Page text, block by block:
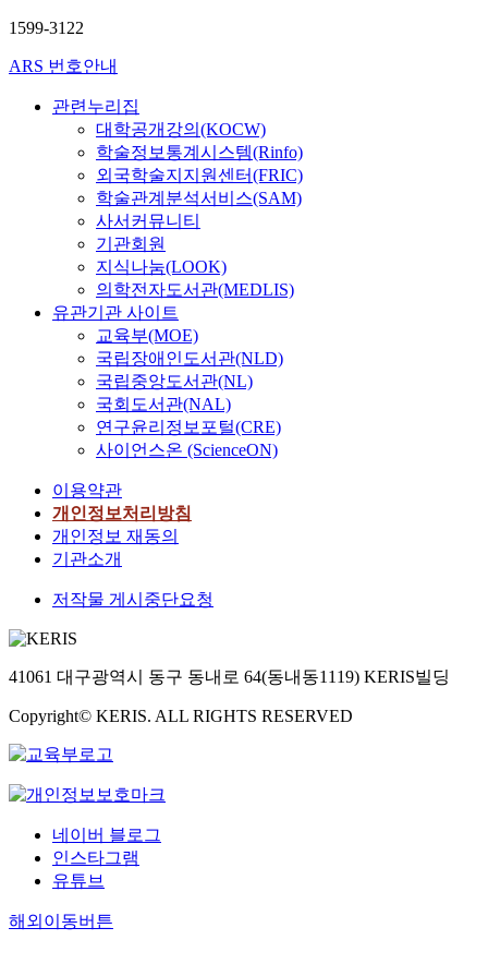
1599-3122
ARS 번호안내
관련누리집
대학공개강의(KOCW)
학술정보통계시스템(Rinfo)
외국학술지지원센터(FRIC)
학술관계분석서비스(SAM)
사서커뮤니티
기관회원
지식나눔(LOOK)
의학전자도서관(MEDLIS)
유관기관 사이트
교육부(MOE)
국립장애인도서관(NLD)
국립중앙도서관(NL)
국회도서관(NAL)
연구윤리정보포털(CRE)
사이언스온 (ScienceON)
이용약관
개인정보처리방침
개인정보 재동의
기관소개
저작물 게시중단요청
41061 대구광역시 동구 동내로 64(동내동1119) KERIS빌딩
Copyright© KERIS. ALL RIGHTS RESERVED
네이버 블로그
인스타그램
유튜브
해외이동버튼